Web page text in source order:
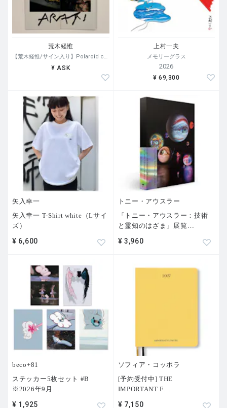
荒木経惟
【荒木経惟/サイン入り】Polaroid collage
¥ ASK
上村一夫
メモリーグラス
2026
¥ 69,300
矢入幸一
矢入幸一 T-Shirt white（Lサイ
ズ）
¥ 6,600
トニー・アウスラー
「トニー・アウスラー：技術
と霊知のはざま」展覧
¥ 3,960
beco+81
ステッカー5枚セット #B
※2026年9月 …
¥ 1,925
ソフィア・コッポラ
[予約受付中] THE
IMPORTANT F…
¥ 7,150